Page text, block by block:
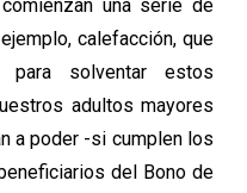
una serie de
calefacción, que
para solventar estos
adultos mayores
a poder -si cumplen los
del Bono de